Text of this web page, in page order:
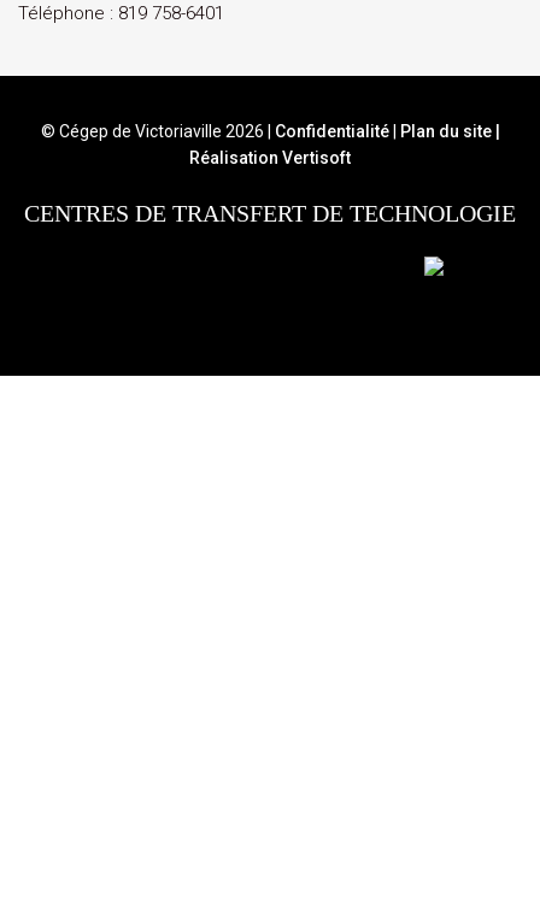
Téléphone : 819 758-6401
© Cégep de Victoriaville 2026 Confidentialité Plan du site|
Réalisation Vertisoft
CENTRES DE TRANSFERT DE TECHNOLOGIE